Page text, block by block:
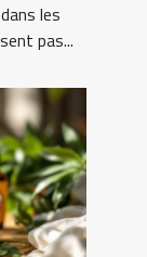
les
pas...